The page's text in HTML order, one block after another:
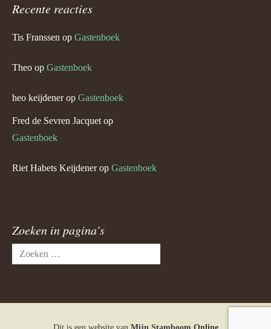
Recente reacties
Tis Franssen op Gastenboek
Theo op Gastenboek
heo keijdenerop Gastenboek
Fred de Sevren Jacquet op
Gastenboek
Riet Habets Keijdenerop Gastenboek
Zoeken in pagina’s
Zoeken
naar: